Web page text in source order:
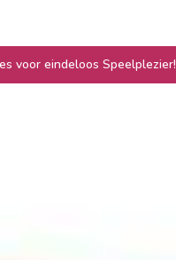
voor eindeloos Speelplezier!